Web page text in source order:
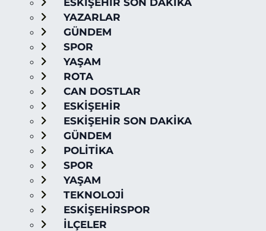
ESKİŞEHİR SON DAKİKA
YAZARLAR
GÜNDEM
SPOR
YAŞAM
ROTA
CAN DOSTLAR
ESKİŞEHİR
ESKİŞEHİR SON DAKİKA
GÜNDEM
POLİTİKA
SPOR
YAŞAM
TEKNOLOJİ
ESKİŞEHİRSPOR
İLÇELER